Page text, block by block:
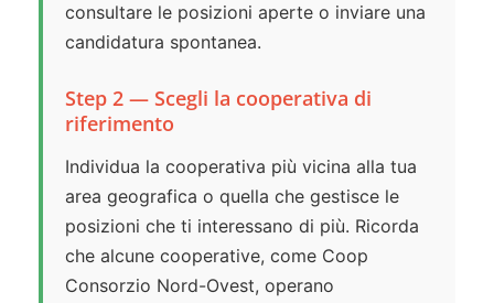
consultare le posizioni aperte o inviare una
candidatura spontanea.
Step 2 — Scegli la cooperativa di
riferimento
Individua la cooperativa più vicina alla tua
area geografica o quella che gestisce le
posizioni che ti interessano di più. Ricorda
che alcune cooperative, come Coop
Consorzio Nord-Ovest, operano